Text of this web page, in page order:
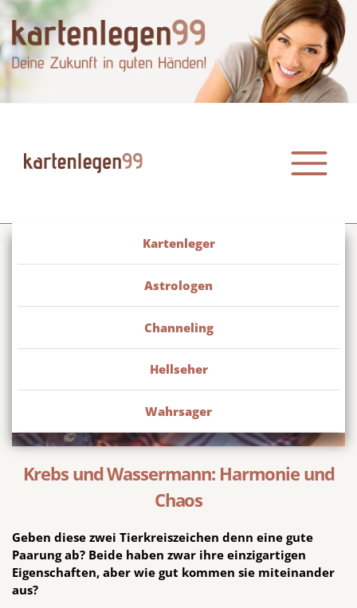
Kartenleger
Astrologen
Channeling
Hellseher
Wahrsager
Krebs und Wassermann: Harmonie und
Chaos
Geben diese zwei Tierkreiszeichen denn eine gute
Paarung ab? Beide haben zwar ihre einzigartigen
Eigenschaften, aber wie gut kommen sie miteinander
aus?